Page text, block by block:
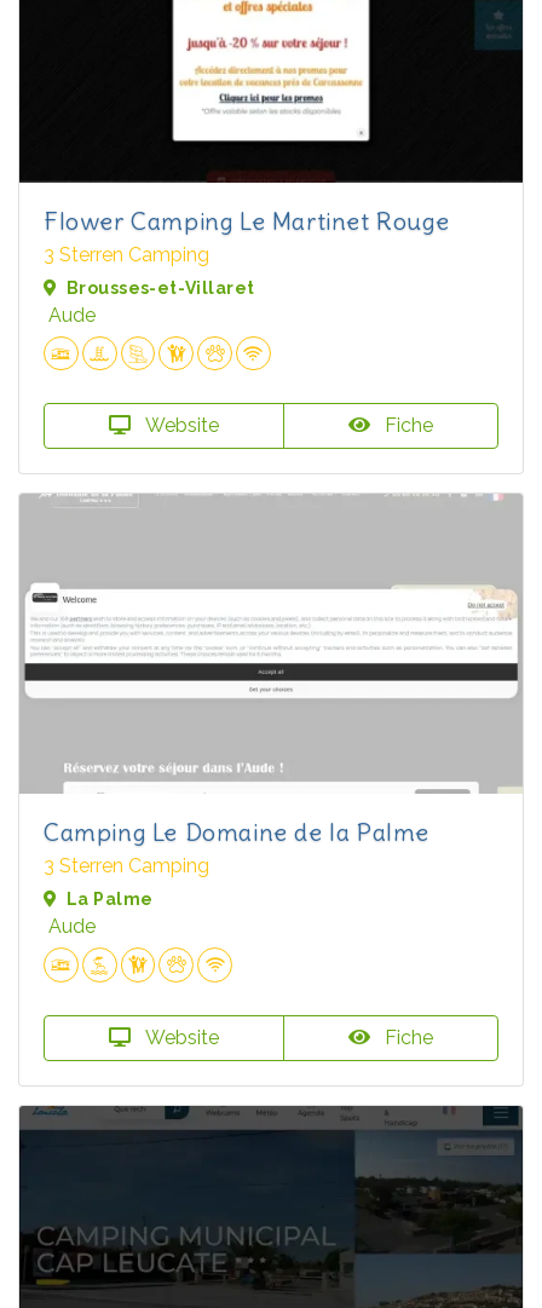
Flower Camping Le Martinet Rouge
3 Sterren Camping
Brousses-et-Villaret
Aude
Website Fiche
Camping Le Domaine de la Palme
3 Sterren Camping
La Palme
Aude
Website Fiche